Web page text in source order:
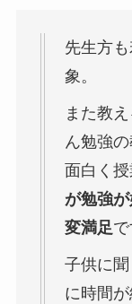
先生方
象。
また教
ん勉強
面白く授
が勉強
変満足で
子供に
に時間が